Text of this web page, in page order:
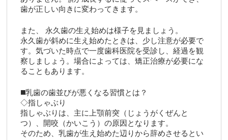
歯が正しい向きに変わってきます。
また、 永久歯の生え始めは様子を見ましょう。
永久歯が斜めに生え始めたときは、少し注意が必要で
す。気づいた時点で一度歯科医院を受診し、経過を観
察しましょう。場合によっては、矯正治療が必要にな
ることもあります。
◼️乳歯の歯並びが悪くなる習慣とは？
◇指しゃぶり
指しゃぶりは、主に上顎前突（じょうがくぜんと
つ）、開咬（かいこう）の原因となります。
そのため、乳歯が生え始めた辺りから辞めさせるとい